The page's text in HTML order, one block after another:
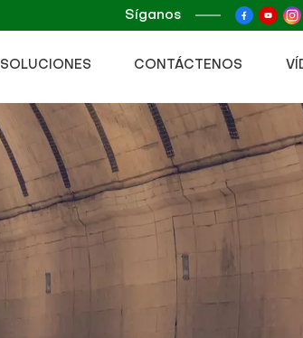
Síganos
SOLUCIONES CONTÁCTENOS